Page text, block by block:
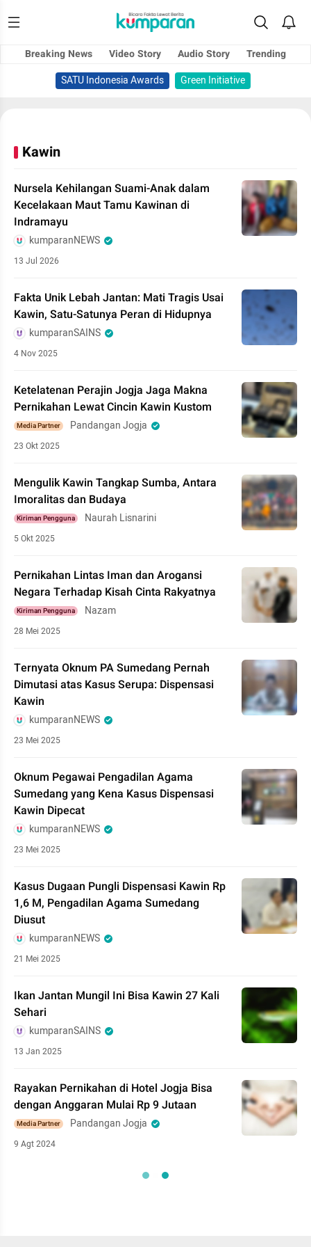
Breaking News Video Story Audio Story
Trending
SATU Indonesia Awards
Green Initiative
Kawin
Nursela Kehilangan Suami-Anak dalam
Kecelakaan Maut Tamu Kawinan di
Indramayu
kumparanNEWS
13 Jul 2026
Fakta Unik Lebah Jantan: Mati Tragis Usai
Kawin, Satu-Satunya Peran di Hidupnya
kumparanSAINS
4 Nov 2025
Ketelatenan Perajin Jogja Jaga Makna
Pernikahan Lewat Cincin Kawin Kustom
Media Partner Pandangan Jogja
23 Okt 2025
Mengulik Kawin Tangkap Sumba, Antara
Imoralitas dan Budaya
Kiriman Pengguna Naurah Lisnarini
5 Okt 2025
Pernikahan Lintas Iman dan Arogansi
Negara Terhadap Kisah Cinta Rakyatnya
Kiriman Pengguna Nazam
28 Mei 2025
Ternyata Oknum PA Sumedang Pernah
Dimutasi atas Kasus Serupa: Dispensasi
Kawin
kumparanNEWS
23 Mei 2025
Oknum Pegawai Pengadilan Agama
Sumedang yang Kena Kasus Dispensasi
Kawin Dipecat
kumparanNEWS
23 Mei 2025
Kasus Dugaan Pungli Dispensasi Kawin Rp
1,6 M, Pengadilan Agama Sumedang
Diusut
kumparanNEWS
21 Mei 2025
Ikan Jantan Mungil Ini Bisa Kawin 27 Kali
Sehari
kumparanSAINS
13 Jan 2025
Rayakan Pernikahan di Hotel Jogja Bisa
dengan Anggaran Mulai Rp 9 Jutaan
Media Partner Pandangan Jogja
9 Agt 2024